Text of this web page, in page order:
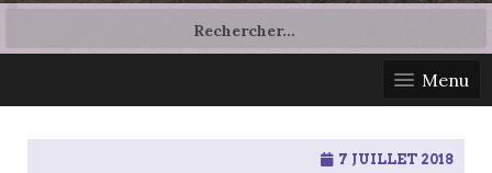
Menu
7 JUILLET 2018